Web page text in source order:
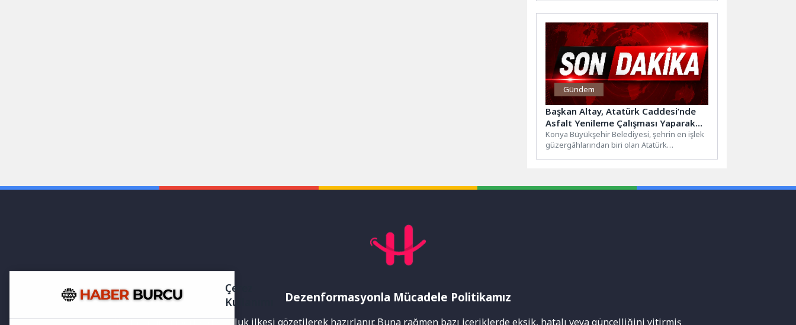
Gündem
Başkan Altay, Atatürk Caddesi’nde
Asfalt Yenileme Çalışması Yaparak
Standardı Yükselttiklerini Açıkladı
Konya Büyükşehir Belediyesi, şehrin en işlek
güzergâhlarından biri olan Atatürk
Dezenformasyonla Mücadele Politikamız
Yayınlanan haberler doğruluk ilkesi gözetilerek hazırlanır. Buna rağmen bazı içeriklerde eksik, hatalı veya güncelliğini yitirmiş
Çerez
Kullanımı